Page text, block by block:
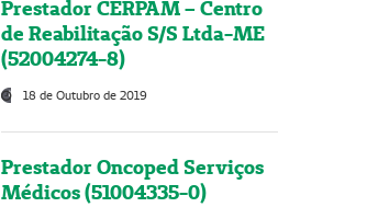
Prestador CERPAM – Centro
de Reabilitação S/S Ltda-ME
(52004274-8)
18 de Outubro de 2019
Prestador Oncoped Serviços
Médicos (51004335-0)